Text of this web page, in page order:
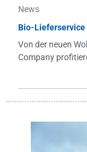
News
Bio-Lieferservice
Von der neuen
Company